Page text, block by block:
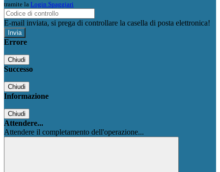
tramite la Login Spaggiari
E-mail inviata, si prega di controllare la casella di posta elettronica!
Errore
Chiudi
Successo
Chiudi
Informazione
Chiudi
Attendere...
Attendere il completamento dell'operazione...